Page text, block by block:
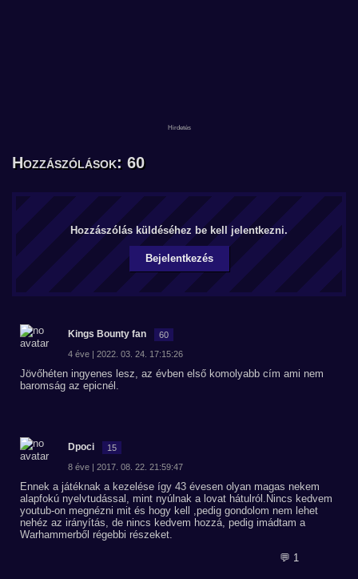
Hozzászólások: 60
Hozzászólás küldéséhez be kell jelentkezni.
Bejelentkezés
Kings Bounty fan 60
4 éve | 2022. 03. 24. 17:15:26
Jövőhéten ingyenes lesz, az évben első komolyabb cím ami nem
baromság az epicnél.
Dpoci 15
8 éve | 2017. 08. 22. 21:59:47
Ennek a játéknak a kezelése így 43 évesen olyan magas nekem
alapfokú nyelvtudással, mint nyúlnak a lovat hátulról.Nincs kedvem
youtub-on megnézni mit és hogy kell ,pedig gondolom nem lehet
nehéz az irányítás, de nincs kedvem hozzá, pedig imádtam a
Warhammerből régebbi részeket.
💬 1